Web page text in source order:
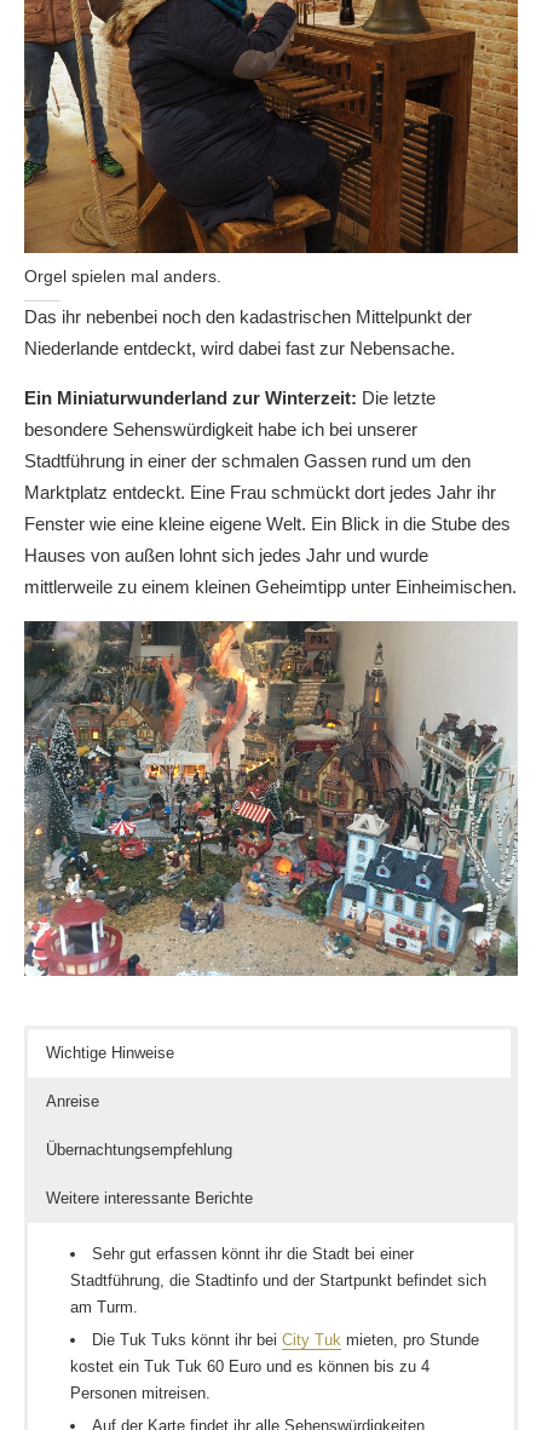
Orgel spielen mal anders.
Das ihr nebenbei noch den kadastrischen Mittelpunkt der
Niederlande entdeckt, wird dabei fast zur Nebensache.
Ein Miniaturwunderland zur Winterzeit: Die letzte
besondere Sehenswürdigkeit habe ich bei unserer
Stadtführung in einer der schmalen Gassen rund um den
Marktplatz entdeckt. Eine Frau schmückt dort jedes Jahr ihr
Fenster wie eine kleine eigene Welt. Ein Blick in die Stube des
Hauses von außen lohnt sich jedes Jahr und wurde
mittlerweile zu einem kleinen Geheimtipp unter Einheimischen.
Wichtige Hinweise
Anreise
Übernachtungsempfehlung
Weitere interessante Berichte
Sehr gut erfassen könnt ihr die Stadt bei einer
Stadtführung, die Stadtinfo und der Startpunkt befindet sich
am Turm.
Die Tuk Tuks könnt ihr bei City Tuk mieten, pro Stunde
kostet ein Tuk Tuk 60 Euro und es können bis zu 4
Personen mitreisen.
Auf der Karte findet ihr alle Sehenswürdigkeiten